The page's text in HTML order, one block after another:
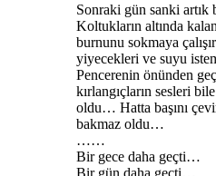
Sonraki gün sanki artık
Koltukların altında
burnunu sokmaya
yiyecekleri ve suyu
Pencerenin önünden
kırlangıçların sesleri
oldu… Hatta başını
bakmaz oldu…
……
Bir gece daha geçti…
Bir gün daha geçti…